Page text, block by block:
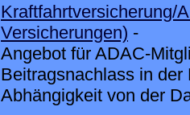
Kraftfahrtversicherung/
Versicherungen) -
Angebot für ADAC-
Beitragsnachlass in
Abhängigkeit von der